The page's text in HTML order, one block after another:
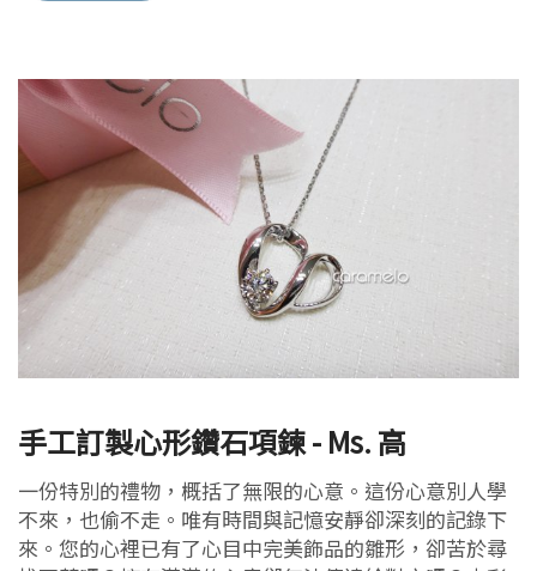
手工訂製心形鑽石項鍊 - Ms. 高
一份特別的禮物，概括了無限的心意。這份心意別人學
不來，也偷不走。唯有時間與記憶安靜卻深刻的記錄下
來。您的心裡已有了心目中完美飾品的雛形，卻苦於尋